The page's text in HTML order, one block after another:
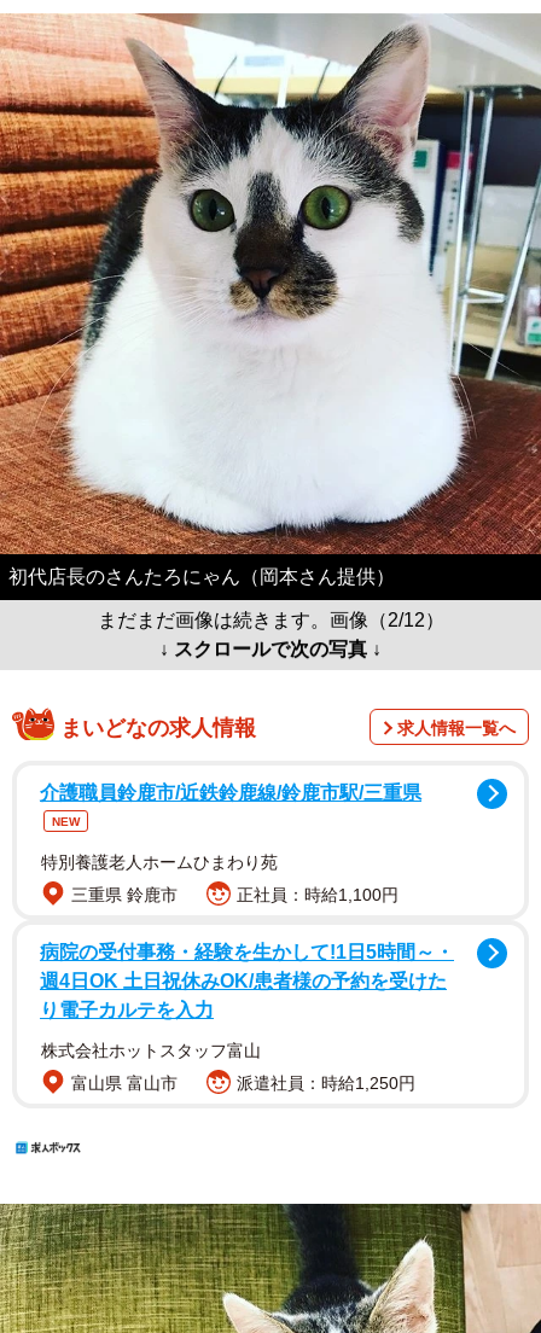
初代店長のさんたろにゃん（岡本さん提供）
まだまだ画像は続きます。画像（2/12）
↓ スクロールで次の写真 ↓
まいどなの求人情報 求人情報一覧へ
介護職員鈴鹿市/近鉄鈴鹿線/鈴鹿市駅/三重県
NEW
特別養護老人ホームひまわり苑
三重県 鈴鹿市
正社員：時給1,100円
病院の受付事務・経験を生かして!1日5時間～・
週4日OK 土日祝休みOK/患者様の予約を受けた
り電子カルテを入力
株式会社ホットスタッフ富山
富山県 富山市
派遣社員：時給1,250円